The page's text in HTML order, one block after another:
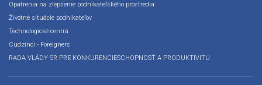
Opatrenia na zlepšenie podnikateľského prostredia
Životné situácie podnikateľov
Technologické centrá
Cudzinci - Foreigners
RADA VLÁDY SR PRE KONKURENCIESCHOPNOSŤ A PRODUKTIVITU